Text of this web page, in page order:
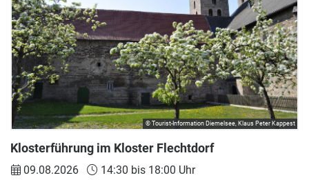
Klosterführung im Kloster Flechtdorf
09.08.2026
14:30 bis 18:00 Uhr
© Tourist-Information Diemelsee, Klaus Peter Kappest